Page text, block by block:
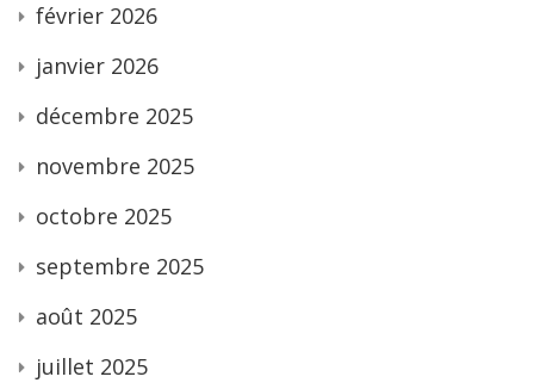
février 2026
janvier 2026
décembre 2025
novembre 2025
octobre 2025
septembre 2025
août 2025
juillet 2025